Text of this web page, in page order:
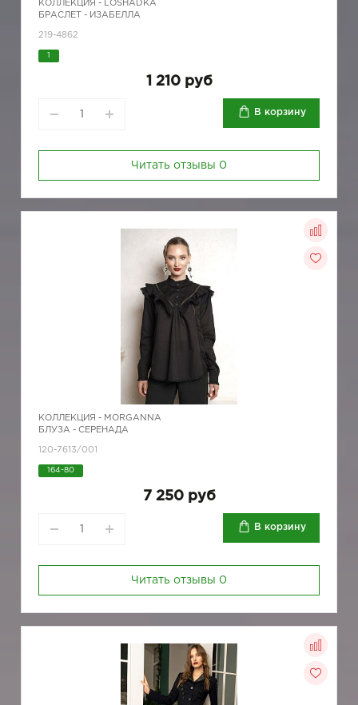
КОЛЛЕКЦИЯ - LOSHADKA
БРАСЛЕТ - ИЗАБЕЛЛА
219-4862
1 210 руб
В корзину
Читать отзывы 0
КОЛЛЕКЦИЯ - MORGANNA
БЛУЗА - СЕРЕНАДА
120-7613/001
164-80
7 250 руб
В корзину
Читать отзывы 0